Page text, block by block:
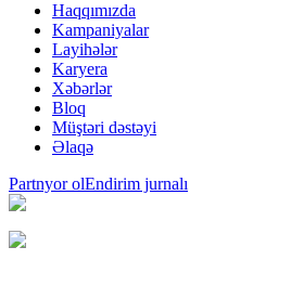
Haqqımızda
Kampaniyalar
Layihələr
Karyera
Xəbərlər
Bloq
Müştəri dəstəyi
Əlaqə
Partnyor olEndirim jurnalı